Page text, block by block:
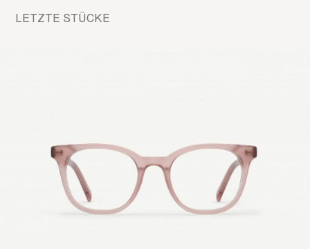
LETZTE STÜCKE